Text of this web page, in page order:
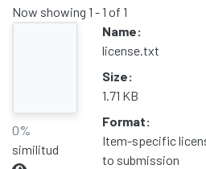
Now showing 1 - 1 of 1
0%
similitud
Name:
license.txt
Size:
1.71 KB
Format:
Item-specific
to submission